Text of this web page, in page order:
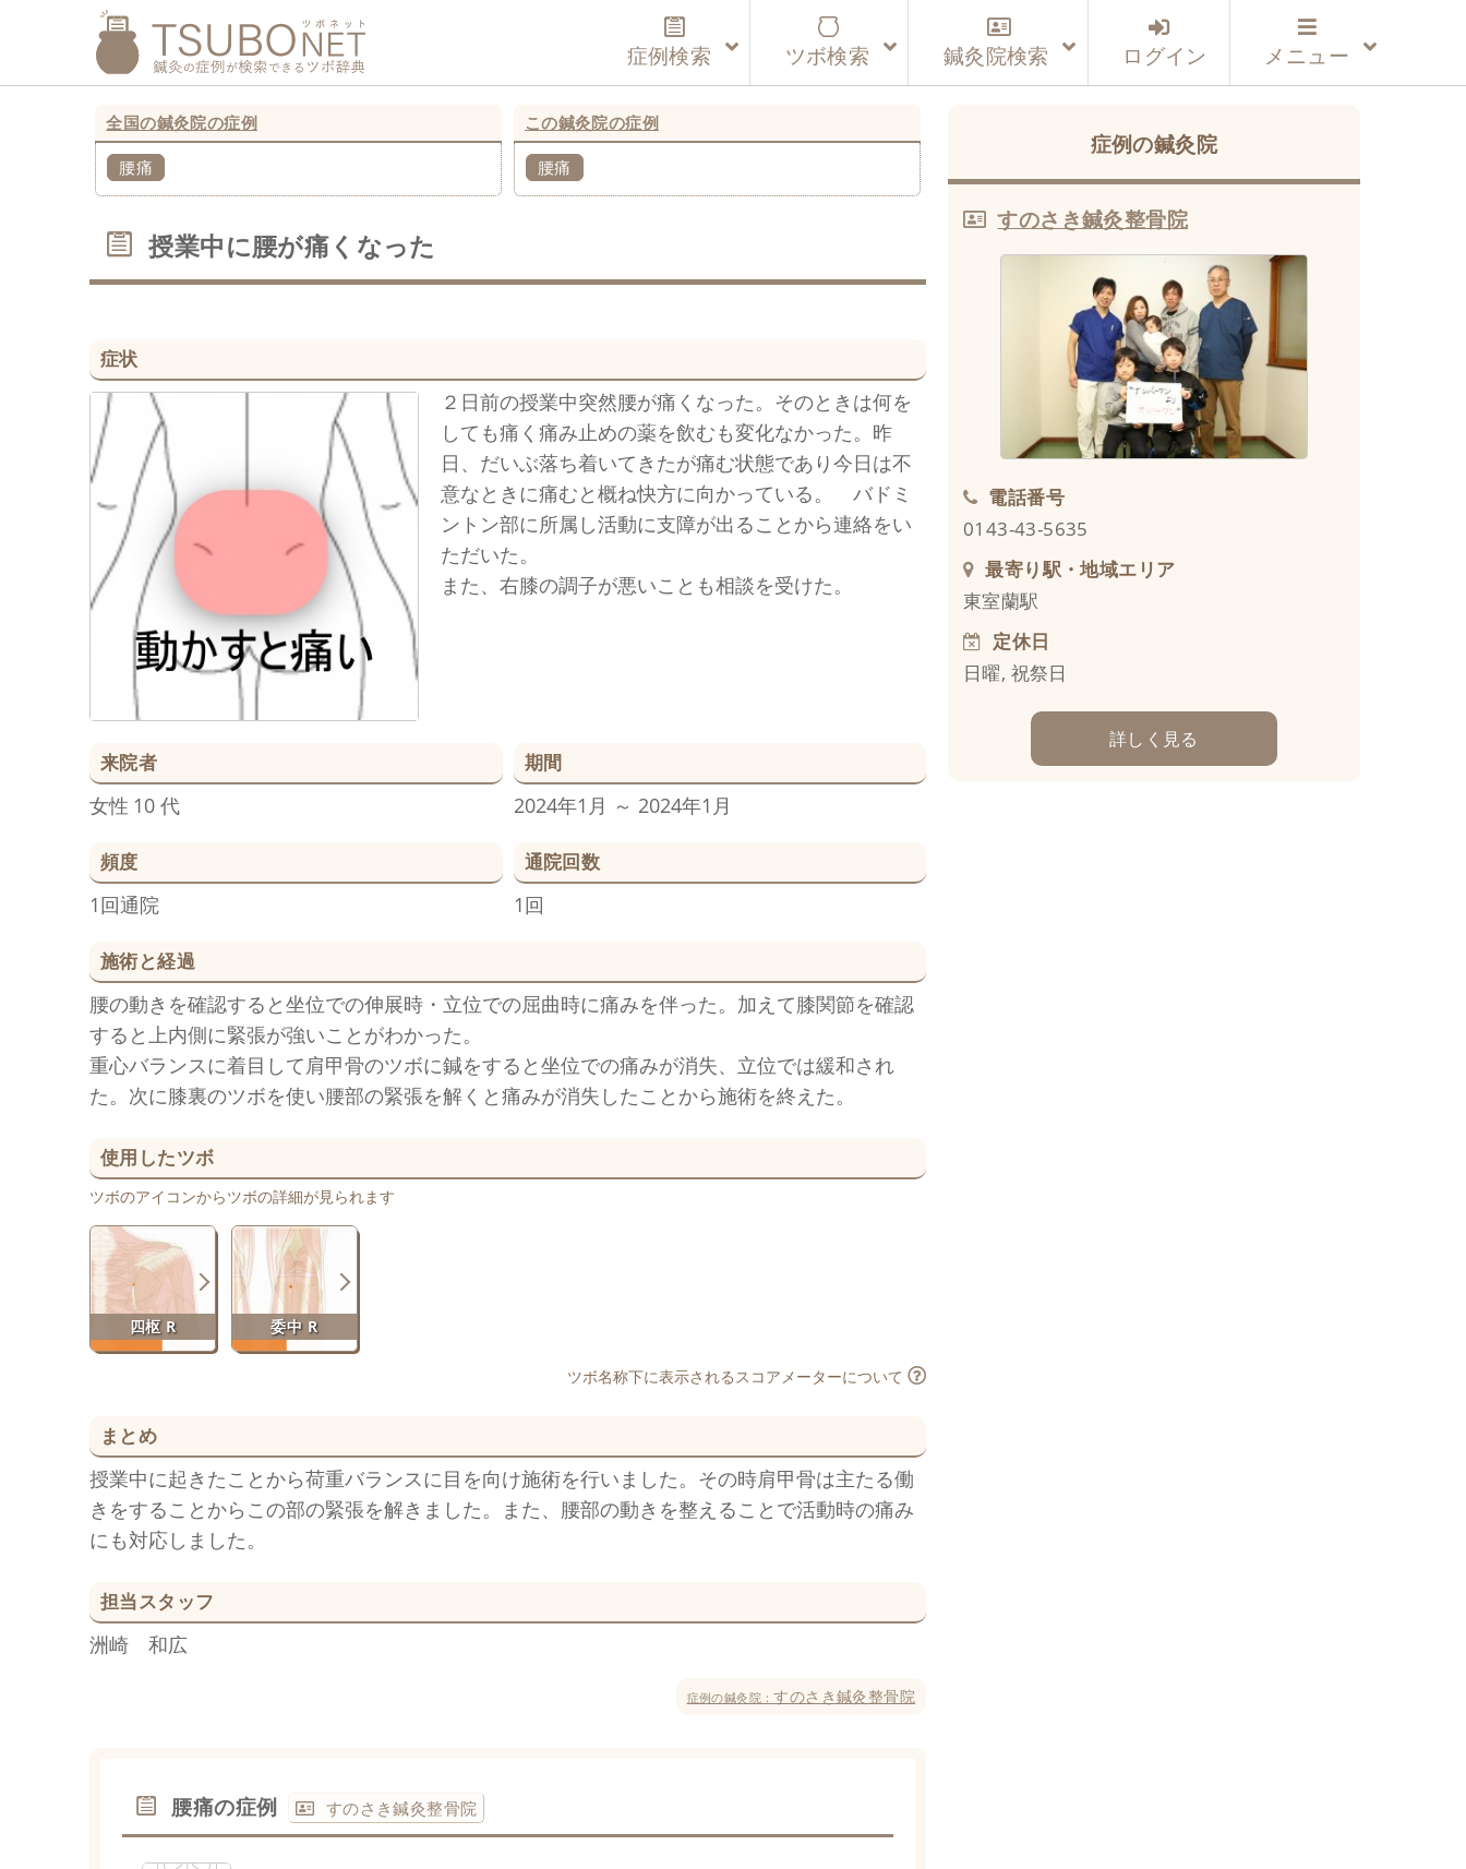
症例検索 ツボ検索 鍼灸院検索 ログイン メニュー
全国の鍼灸院の症例
腰痛
この鍼灸院の症例
腰痛
授業中に腰が痛くなった
症状
２日前の授業中突然腰が痛くなった。そのときは何を
しても痛く痛み止めの薬を飲むも変化なかった。昨
日、だいぶ落ち着いてきたが痛む状態であり今日は不
意なときに痛むと概ね快方に向かっている。 バドミ
ントン部に所属し活動に支障が出ることから連絡をい
ただいた。
また、右膝の調子が悪いことも相談を受けた。
来院者
女性 10 代
期間
2024年1月 ～ 2024年1月
頻度
1回通院
通院回数
1回
施術と経過
腰の動きを確認すると坐位での伸展時・立位での屈曲時に痛みを伴った。加えて膝関節を確認
すると上内側に緊張が強いことがわかった。
重心バランスに着目して肩甲骨のツボに鍼をすると坐位での痛みが消失、立位では緩和され
た。次に膝裏のツボを使い腰部の緊張を解くと痛みが消失したことから施術を終えた。
使用したツボ
ツボのアイコンからツボの詳細が見られます
四枢 R 委中 R
ツボ名称下に表示されるスコアメーターについて
まとめ
授業中に起きたことから荷重バランスに目を向け施術を行いました。その時肩甲骨は主たる働
きをすることからこの部の緊張を解きました。また、腰部の動きを整えることで活動時の痛み
にも対応しました。
担当スタッフ
洲崎 和広
症例の鍼灸院：すのさき鍼灸整骨院
腰痛の症例 すのさき鍼灸整骨院
症例の鍼灸院
すのさき鍼灸整骨院
電話番号
0143-43-5635
最寄り駅・地域エリア
東室蘭駅
定休日
日曜, 祝祭日
詳しく見る